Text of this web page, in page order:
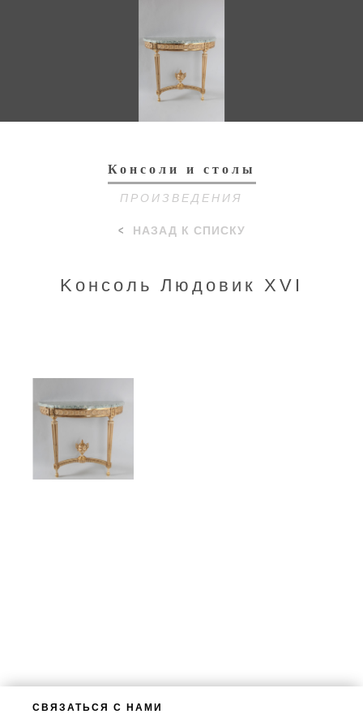
Консоли и столы
ПРОИЗВЕДЕНИЯ
НАЗАД К СПИСКУ
Kонсоль Людовик XVI
СВЯЗАТЬСЯ С НАМИ